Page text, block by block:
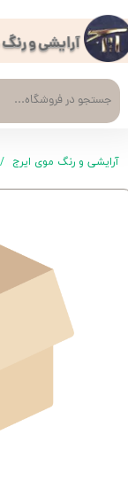
آرایشی و
حساب کاربری من
تغییر گذر واژه
سفارشات
خروج از حساب
آرایشی و رنگ موی ایرج